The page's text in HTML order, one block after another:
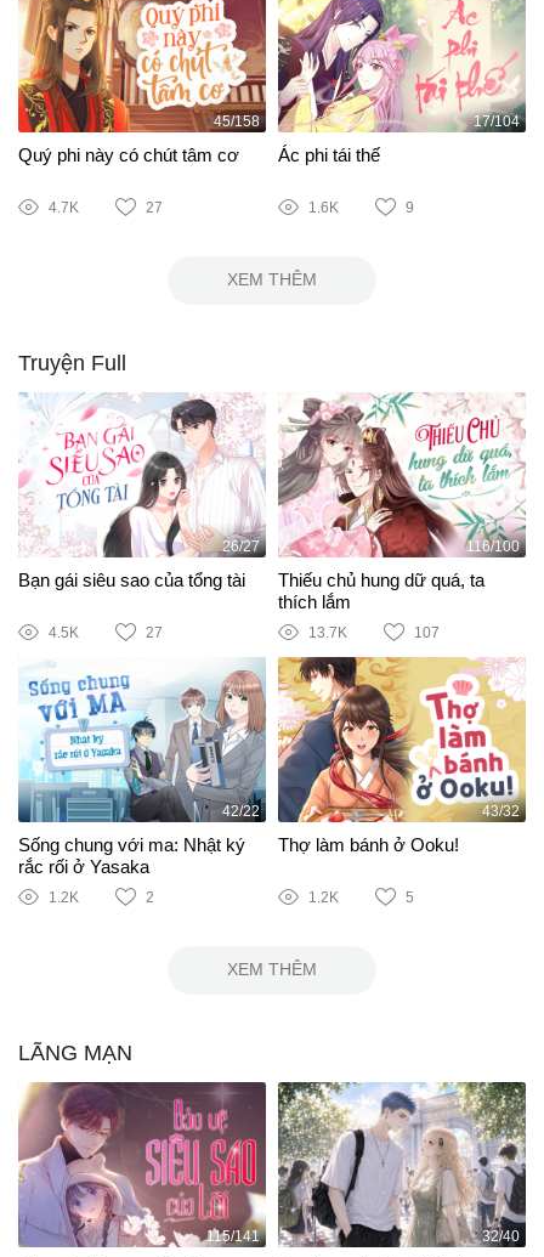
45/158
Quý phi này có chút tâm cơ
4.7K 27
17/104
Ác phi tái thế
1.6K 9
XEM THÊM
Truyện Full
26/27
Bạn gái siêu sao của tổng tài
4.5K 27
116/100
Thiếu chủ hung dữ quá, ta
thích lắm
13.7K 107
42/22
Sống chung với ma: Nhật ký
rắc rối ở Yasaka
1.2K 2
43/32
Thợ làm bánh ở Ooku!
1.2K 5
XEM THÊM
LÃNG MẠN
115/141 32/40